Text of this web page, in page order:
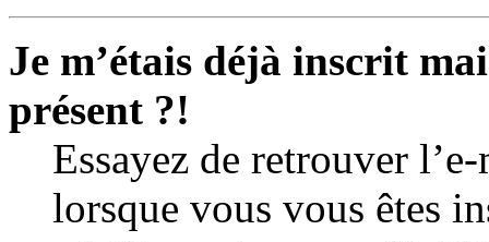
Je m’étais déjà inscrit
présent ?!
Essayez de retrouver
lorsque vous vous êtes